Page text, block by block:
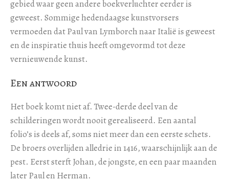
gebied waar geen andere boekverluchter eerder is
geweest. Sommige hedendaagse kunstvorsers
vermoeden dat Paul van Lymborch naar Italië is geweest
en de inspiratie thuis heeft omgevormd tot deze
vernieuwende kunst.
Een antwoord
Het boek komt niet af. Twee-derde deel van de
schilderingen wordt nooit gerealiseerd. Een aantal
folio’s is deels af, soms niet meer dan een eerste schets.
De broers overlijden alledrie in 1416, waarschijnlijk aan de
pest. Eerst sterft Johan, de jongste, en een paar maanden
later Paul en Herman.